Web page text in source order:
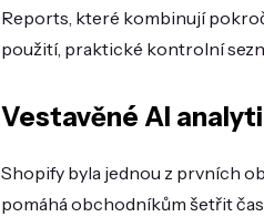
Reports, které kombinují
použití, praktické kontrolní
Vestavěné AI
Shopify byla jednou z prvních
pomáhá obchodníkům šetřit